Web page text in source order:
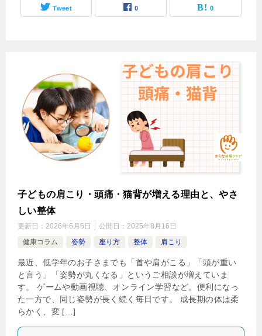
Tweet 0 0
子どもの肩こり・頭痛・猫背が増える理由と、やさ
しい整体
更新日： 2026年6月6日 公開日： 2025年8月16日
健康コラム
姿勢 座り方 整体 肩こり
最近、低学年のお子さまでも「首や肩がこる」「頭が重い
と言う」「姿勢が丸くなる」というご相談が増えていま
す。 ゲームや動画視聴、オンライン学習など。便利になっ
た一方で、同じ姿勢が長く続く毎日です。 成長期の体は柔
らかく、変 […]